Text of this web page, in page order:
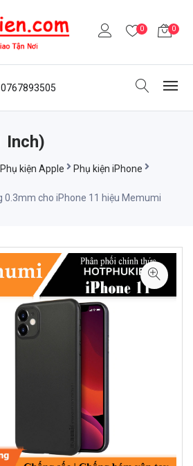
0 0
0767893505
Inch)
Phụ kiện Apple
Phụ kiện iPhone
0.3mm cho iPhone 11 hiệu Memumi